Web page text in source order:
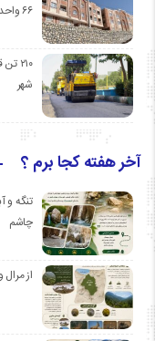
۶۶ واحد آماده تحویل در پروژه۱۳۸ واحدی مهدیشهر
۲۱۰
شهر
آخر هفته کجا برم ؟
تنگه و
چاشم
از